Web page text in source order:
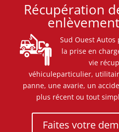
Récupération
Sud Ouest
la prise en
vie
véhiculeparticulier,
panne, une avarie, un
plus récent ou tout
Faites votre